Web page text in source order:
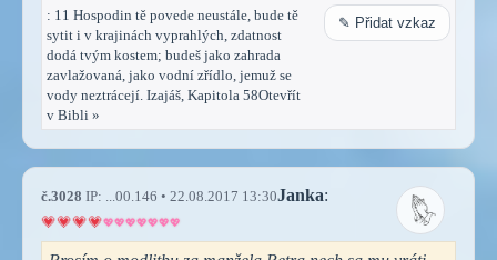
: 11 Hospodin tě povede neustále, bude tě
sytit i v krajinách vyprahlých, zdatnost
dodá tvým kostem; budeš jako zahrada
zavlažovaná, jako vodní zřídlo, jemuž se
vody neztrácejí. Izajáš, Kapitola 58Otevřít
v Bibli »
✎ Přidat vzkaz
č.3028 IP: ...00.146 • 22.08.2017 13:30Janka: